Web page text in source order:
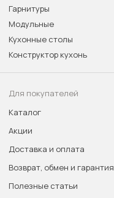
Гарнитуры
Модульные
Кухонные столы
Конструктор кухонь
Для покупателей
Каталог
Акции
Доставка и оплата
Возврат, обмен и гарантия
Полезные статьи